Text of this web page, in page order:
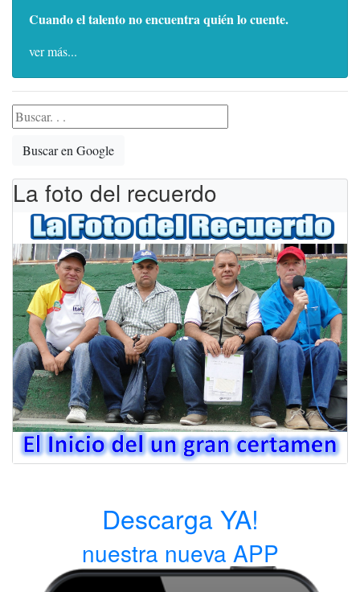
Cuando el talento no encuentra quién lo cuente.
ver más...
Buscar en Google
La foto del recuerdo
Descarga YA!
nuestra nueva APP